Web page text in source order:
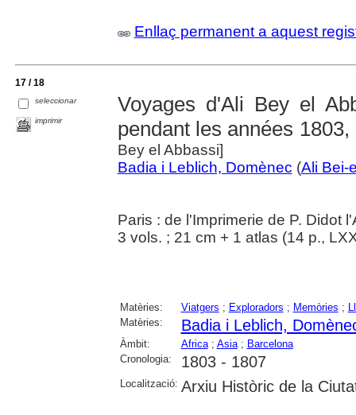
Enllaç permanent a aquest
17 / 18
seleccionar
imprimir
Voyages d'Ali Bey el
pendant les années
Bey el Abbassi]
Badia i Leblich, Domènec (Ali Bei-
Paris : de l'Imprimerie de P. Didot
3 vols. ; 21 cm + 1 atlas (14 p.,
Matèries: Viatgers ; Exploradors ; Memòries ;
Matèries:
Badia i Leblich,
Àmbit: Africa; Asia; Barcelona
Cronologia:
1803 - 1807
Localització: Arxiu Històric de la